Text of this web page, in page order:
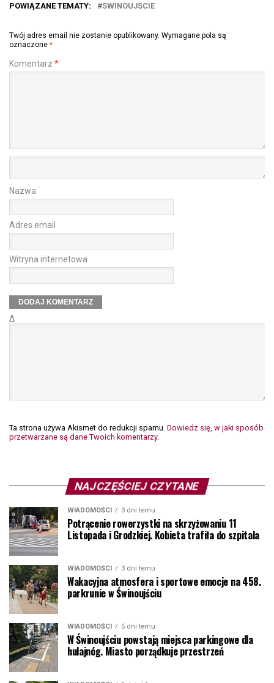
POWIĄZANE TEMATY: SWINOUJSCIE
Twój adres email nie zostanie opublikowany. Wymagane pola są
oznaczone *
Komentarz *
Nazwa
Adres email
Witryna internetowa
Δ
Ta strona używa Akismet do redukcji spamu. Dowiedz się, w jaki sposób
przetwarzane są dane Twoich komentarzy.
NAJCZĘŚCIEJ CZYTANE
WIADOMOŚCI 3 dni temu
Potrącenie rowerzystki na skrzyżowaniu 11
Listopada i Grodzkiej. Kobieta trafiła do szpitala
WIADOMOŚCI 3 dni temu
Wakacyjna atmosfera i sportowe emocje na 458.
parkrunie w Świnoujściu
WIADOMOŚCI 5 dni temu
W Świnoujściu powstają miejsca parkingowe dla
hulajnóg. Miasto porządkuje przestrzeń